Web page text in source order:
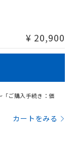
¥ 20,900
「ご購入手続き：価
カートをみる
する
ル類４
間は出
ら備考
りま